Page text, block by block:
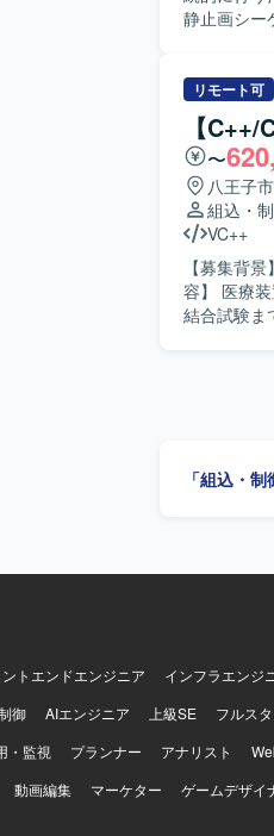
静止画シー
フトに対
結合テスト、総
進めるこ
術的なコミ
【ポジシ
イメージ
とができま
知見を深めていただけます。 【
御ミドルウ
リモート可
【
〜
八王子
組込・
VC++
【募集背景
容】 医療
結合試験ま
「組込・
トエンドエンジニア
インフラエンジ
御 AIエンジニア 上級SE
フルス
・監視 プランナー アナリスト
動画編集 マーケター ゲームデザイ